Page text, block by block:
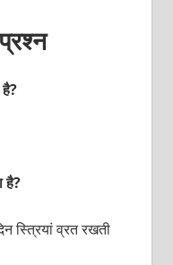
है?
स्त्रियां व्रत रखती